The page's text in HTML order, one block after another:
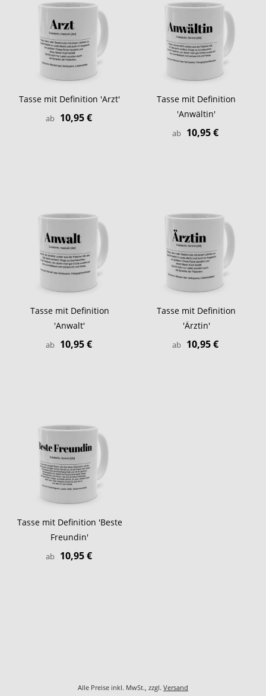
Tasse mit Definition 'Arzt'
ab 10,95 €
Tasse mit Definition
'Anwältin'
ab 10,95 €
Tasse mit Definition
'Anwalt'
ab 10,95 €
Tasse mit Definition
'Ärztin'
ab 10,95 €
Tasse mit Definition 'Beste
Freundin'
ab 10,95 €
Alle Preise inkl. MwSt., zzgl. Versand